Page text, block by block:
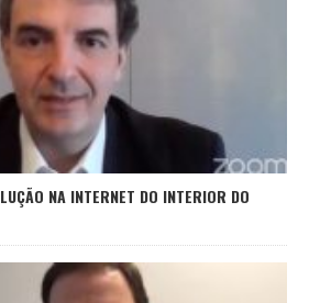
NA INTERNET DO INTERIOR DO